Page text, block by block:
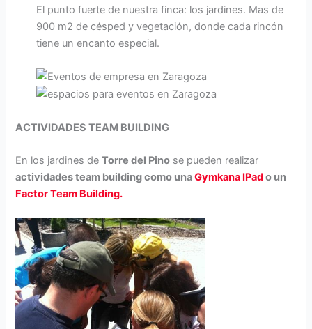
El punto fuerte de nuestra finca: los jardines. Mas de
900 m2 de césped y vegetación, donde cada rincón
tiene un encanto especial.
ACTIVIDADES TEAM BUILDING
En los jardines deTorre del Pino se pueden realizar
actividades team building como unaGymkana IPado un
Factor Team Building.